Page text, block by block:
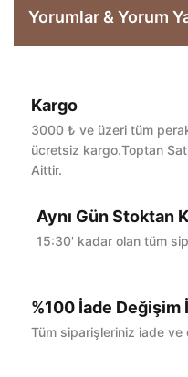
Yorumlar & Yorum
Bu ürüne
Kargo
3000 ₺ ve üzeri tüm
ücretsiz kargo.Toptan
Aittir.
Aynı Gün Stoktan
15:30' kadar olan tüm
%100 İade Değişim
Tüm siparişleriniz iade